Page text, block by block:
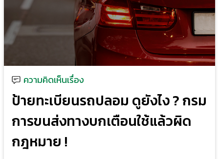
ความคิดเห็นเรื่อง
ป้ายทะเบียนรถปลอม ดูยังไง ? กรม
การขนส่งทางบกเตือนใช้แล้วผิด
กฎหมาย !